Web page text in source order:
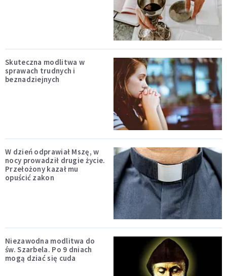
Skuteczna modlitwa w
sprawach trudnych i
beznadziejnych
W dzień odprawiał Mszę, w
nocy prowadził drugie życie.
Przełożony kazał mu
opuścić zakon
Niezawodna modlitwa do
św. Szarbela. Po 9 dniach
mogą dziać się cuda